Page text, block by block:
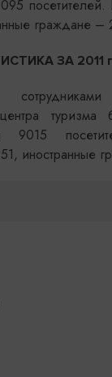
граждане –
ЗА 2011
туризма
9015
иностранные